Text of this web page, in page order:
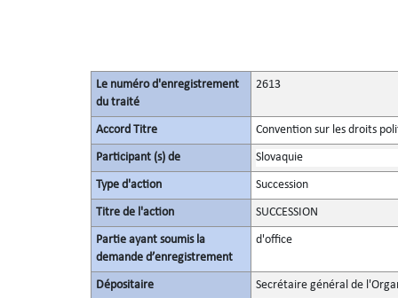
Le numéro d'enregistrement
du traité
2613
Accord Titre Convention sur les droits
Participant (s) de Slovaquie
Type d'action Succession
Titre de l'action SUCCESSION
Partie ayant soumis la
demande d’enregistrement
d'office
Dépositaire Secrétaire général de